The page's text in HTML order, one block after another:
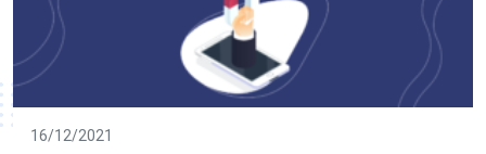
16/12/2021